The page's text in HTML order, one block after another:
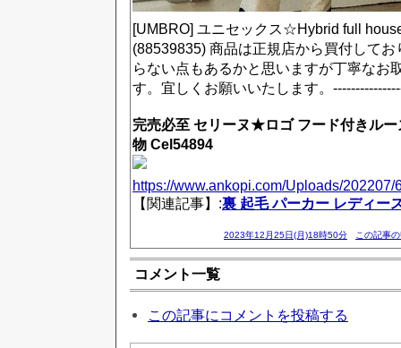
[UMBRO] ユニセックス☆Hybrid full
(88539835) 商品は正規店から買付して
らない点もあるかと思いますが丁寧なお
す。宜しくお願いいたします。
完売必至 セリーヌ★ロゴ フード付きル
物 Cel54894
https://www.ankopi.com/Uploads/
【関連記事】:裏 起毛 パーカー レディー
2023年12月25日(月)18時50分 この記事
コメント一覧
この記事にコメントを投稿する